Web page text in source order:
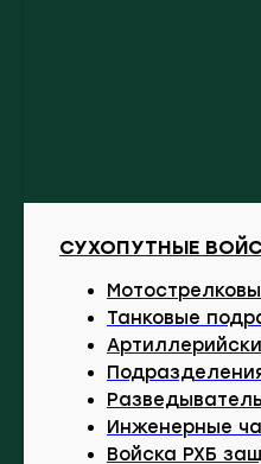
СУХОПУТНЫЕ
Танковые
Инженерные
Войска РХБ